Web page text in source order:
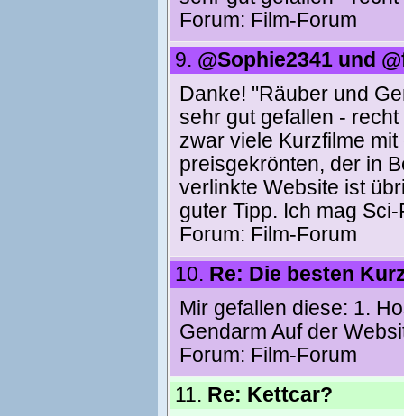
Forum: Film-Forum
9. @Sophie2341 und
Danke! "Räuber und
sehr gut gefallen -
zwar viele Kurzfilme
preisgekrönten, der in
verlinkte Website ist
guter Tipp. Ich mag Sci-
Forum: Film-Forum
10. Re: Die besten
Mir gefallen diese: 1.
Gendarm Auf der
Forum: Film-Forum
11. Re: Kettcar?